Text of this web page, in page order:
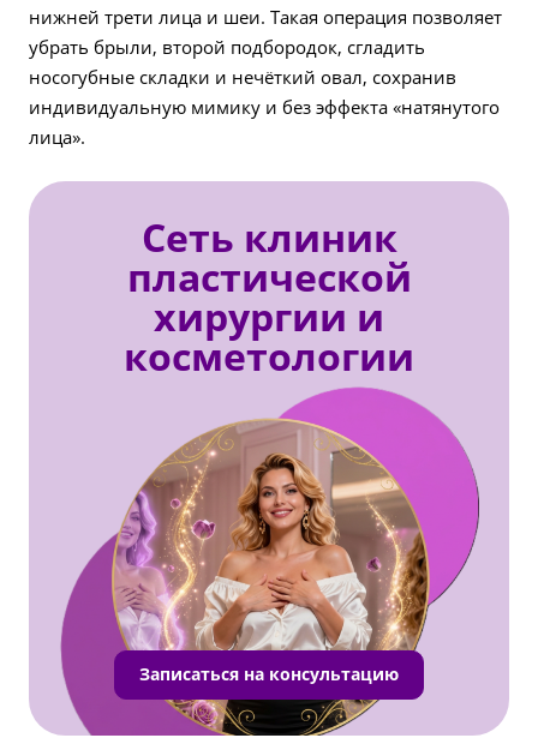
нижней трети лица и шеи. Такая операция позволяет
убрать брыли, второй подбородок, сгладить
носогубные складки и нечёткий овал, сохранив
индивидуальную мимику и без эффекта «натянутого
лица».
Сеть клиник
пластической
хирургии и
косметологии
Записаться на консультацию